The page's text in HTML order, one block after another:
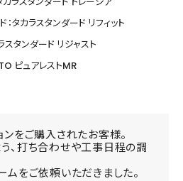
：タカラスタンダード リフィット
スタンダード リジャスト
ピュアレストMR
をご購入されたお客様。
、打ち合わせや工事日程の調
ムをご依頼いただきました。